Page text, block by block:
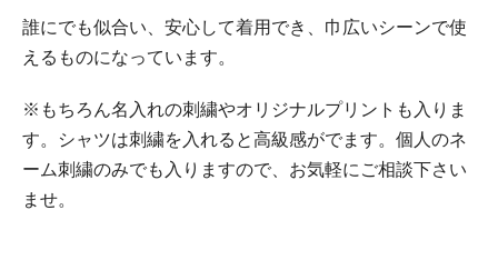
誰にでも似合い、安心して着用でき、巾広いシーンで使
えるものになっています。
※もちろん名入れの刺繍やオリジナルプリントも入りま
す。シャツは刺繍を入れると高級感がでます。個人のネ
ーム刺繍のみでも入りますので、お気軽にご相談下さい
ませ。